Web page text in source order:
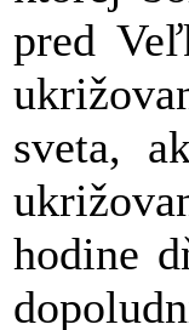
pred
sveta,
hodine